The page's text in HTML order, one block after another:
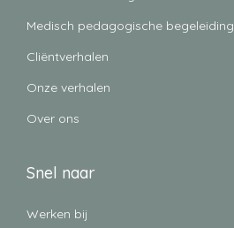
Medisch pedagogische begeleiding
Cliëntverhalen
Onze verhalen
Over ons
Snel naar
Werken bij